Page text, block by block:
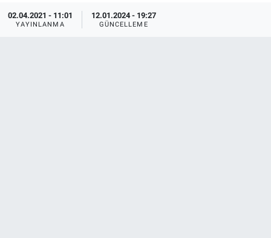
02.04.2021 - 11:01
YAYINLANMA
12.01.2024 - 19:27
GÜNCELLEME
EndüstriST